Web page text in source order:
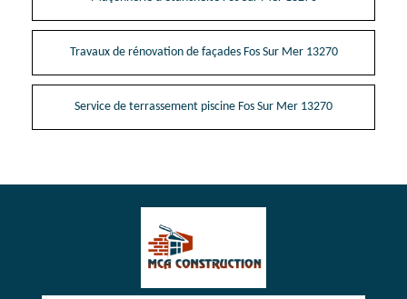
Travaux de rénovation de façades Fos Sur Mer 13270
Service de terrassement piscine Fos Sur Mer 13270